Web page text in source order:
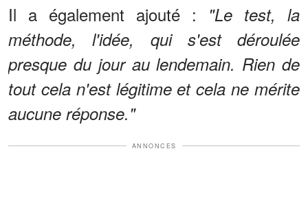
Il a également ajouté :
"Le test, la
méthode, l'idée, qui s'est déroulée
presque du jour au lendemain. Rien de
tout cela n'est légitime et cela ne mérite
aucune réponse."
ANNONCES